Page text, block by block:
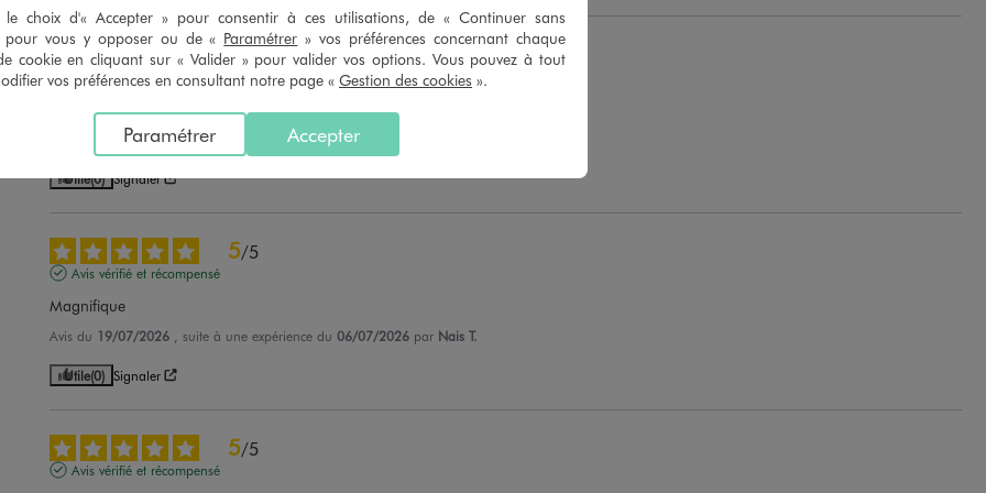
5/ 5
Avis vérifié et récompensé
Bonne qualité
27/07/2026 , suite à une expérience du15/07/2026
Utile(0) Signaler
5/5
Avis vérifié et récompensé
Magnifique
Avis du 19/07/2026 , suite à une expérience du 06/07/2026 par Nais T.
Utile(0) Signaler
5/5
Avis vérifié et récompensé
le choix d'« Accepter » pour consentir à ces utilisations, de « Continuer sans
pour vous y opposer ou de « Paramétrer » vos préférences concernant chaque
cookie en cliquant sur « Valider » pour valider vos options. Vous pouvez à tout
vos préférences en consultant notre page « Gestion des cookies ».
Accepter
Paramétrer